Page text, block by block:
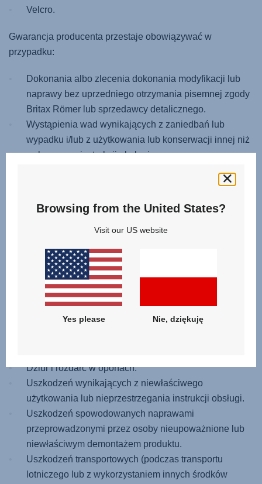
Velcro.
Gwarancja producenta przestaje obowiązywać w
przypadku:
Dokonania albo zlecenia dokonania modyfikacji lub
naprawy bez uprzedniego otrzymania pisemnej zgody
Britax Römer lub sprzedawcy detalicznego.
Wystąpienia wad wynikających z zaniedbań lub
wypadku i/lub z użytkowania lub konserwacji innej niż
wskazana w instrukcji obsługi.
zużyciem.
Nieprawidłowego montażu lub instalacji części
Przypadkowego, nieumyślnego uszkodzenia,
nieprawidłowego użytkowania lub niewłaściwej
konserwacji.
Niewłaściwego przechowywania.
Uszkodzenia w uchwytach lub tapicerce
Dziur i rozdarć w oponach.
Uszkodzeń wynikających z niewłaściwego
użytkowania lub nieprzestrzegania instrukcji obsługi.
Uszkodzeń spowodowanych naprawami
przeprowadzonymi przez osoby nieupoważnione lub
niewłaściwym demontażem produktu.
Uszkodzeń transportowych (podczas transportu
lotniczego lub z wykorzystaniem innych środków
Browsing from the United States?
Visit our US website
Yes please Nie, dziękuję